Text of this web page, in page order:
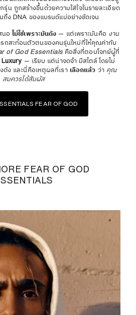
รุ่น ถูกสร้างขึ้นด้วยความใส่ใจในรายละเอียด
ถึง DNA ของแบรนด์แม่อย่างชัดเจน
นอ ไม่ใช่เพราะมันดัง — แต่เพราะมันคือ งาน
ถสะท้อนตัวตนของคนรุ่นใหม่ที่ให้คุณค่ากับ
of God Essentialsคือสิ่งที่ตอบโจทย์ผู้ที่
— เรียบ แต่น่าจดจำ มีสไตล์โดยไม่
ดัง และนี่คือเหตุผลที่เรา เลือกแล้ว ว่า คุณ
สมควรได้สัมผัส
FEAR OF GOD
FEAR OF GOD